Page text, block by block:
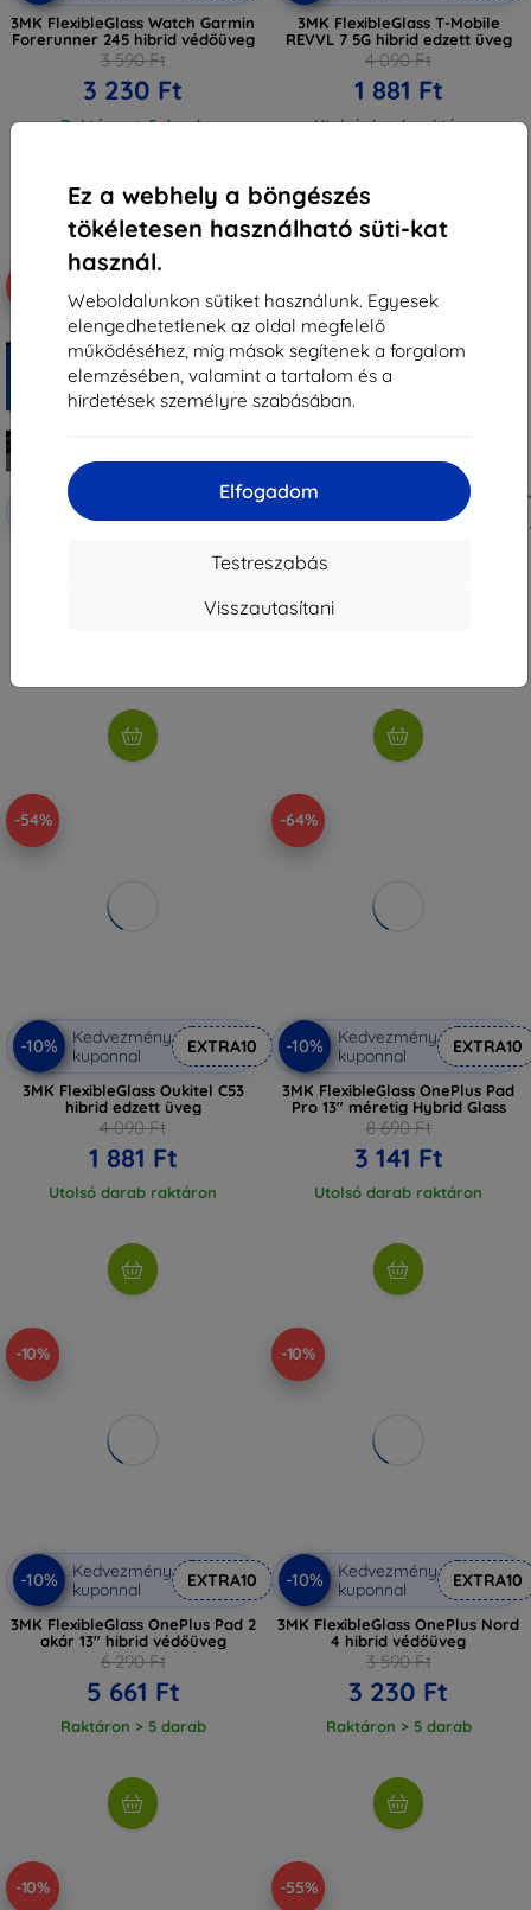
Ez a webhely a böngészés
tökéletesen használható süti-kat
használ.
Weboldalunkon sütiket használunk. Egyesek
elengedhetetlenek az oldal megfelelő
működéséhez, míg mások segítenek a forgalom
elemzésében, valamint a tartalom és a
hirdetések személyre szabásában.
Elfogadom
Testreszabás
Visszautasítani
3MK FlexibleGlass Watch Garmin
Forerunner 245 hibrid védőüveg
3 590 Ft
3 230 Ft
Raktáron > 5 darab
3MK FlexibleGlass T-Mobile
REVVL 7 5G hibrid edzett üveg
4 090 Ft
1 881 Ft
Utolsó darab raktáron
Kedvezmény
kuponnal
3MK FlexibleGlass Sam Galaxy
Book 4 15,6-tól 17"-ig hibrid
kuponnal
EXTRA10
3MK FlexibleGlass Realme C61
-54%
-10%
Kedvezmény
kuponnal
EXTRA10
3MK FlexibleGlass Oukitel C53
hibrid edzett üveg
4 090 Ft
1 881 Ft
Utolsó darab raktáron
-64%
-10%
Kedvezmény
kuponnal
EXTRA10
3MK FlexibleGlass OnePlus Pad
Pro 13" méretig Hybrid Glass
8 690 Ft
3 141 Ft
Utolsó darab raktáron
-10%
-10%
Kedvezmény
kuponnal
EXTRA10
3MK FlexibleGlass OnePlus Pad 2
akár 13" hibrid védőüveg
6 290 Ft
5 661 Ft
Raktáron > 5 darab
-10%
-10%
Kedvezmény
kuponnal
EXTRA10
3MK FlexibleGlass OnePlus Nord
4 hibrid védőüveg
3 590 Ft
3 230 Ft
Raktáron > 5 darab
-10% -55%